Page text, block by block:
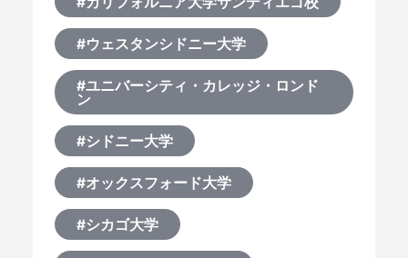
#ウェスタンシドニー大学
#ユニバーシティ・カレッジ・ロンド
ン
#シドニー大学
#オックスフォード大学
#シカゴ大学